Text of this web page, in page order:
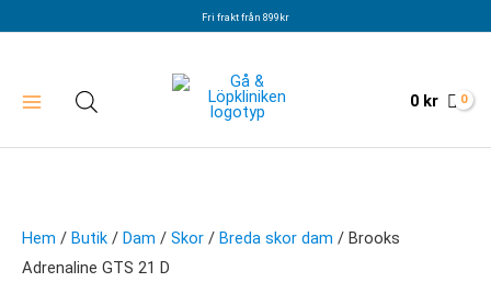
Fri frakt från 899kr
0 kr
Hem / Butik / Dam / Skor / Breda skor dam / Brooks
Adrenaline GTS 21 D